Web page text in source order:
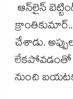
ఆన్‌‌‌‌‌‌‌‌‌‌‌‌‌‌‌‌లైన్‌‌‌‌‌‌‌‌‌‌‌‌‌‌‌‌
క్రాంతికుమార్‌‌‌‌‌‌‌‌‌‌‌‌‌‌‌‌..
చేశాడు.
లేకపోవడంతో
నుంచి